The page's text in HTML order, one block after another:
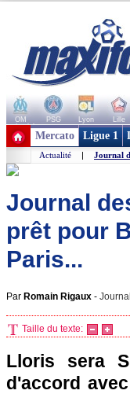
OM PSG Lyon Lille
+ de clubs
Mercato Ligue 1
Actualité | Journal
Journal
prêt pour
Paris...
Par Romain Rigaux -
Taille du texte:
Lloris sera
d'accord avec